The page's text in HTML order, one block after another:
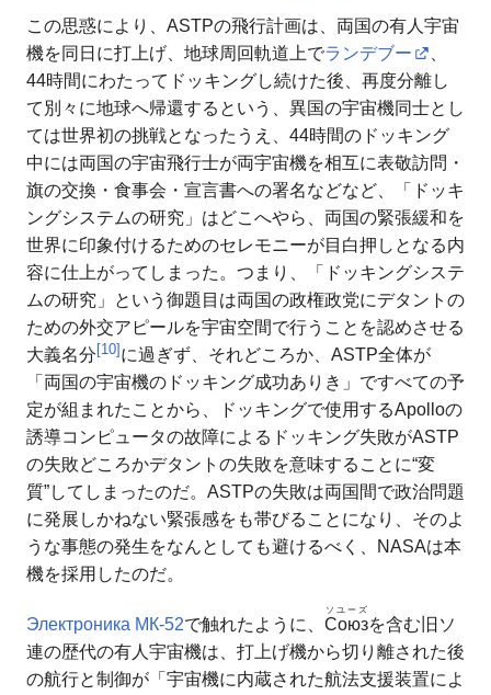
この思惑により、ASTPの飛行計画は、両国の有人宇宙
機を同日に打上げ、地球周回軌道上でランデブー
44時間にわたってドッキングし続けた後、再度分離し
て別々に地球へ帰還するという、異国の宇宙機同士とし
ては世界初の挑戦となったうえ、44時間のドッキング
中には両国の宇宙飛行士が両宇宙機を相互に表敬訪問・
旗の交換・食事会・宣言書への署名などなど、「ドッキ
ングシステムの研究」はどこへやら、両国の緊張緩和を
世界に印象付けるためのセレモニーが目白押しとなる内
容に仕上がってしまった。つまり、「ドッキングシステ
ムの研究」という御題目は両国の政権政党にデタントの
ための外交アピールを宇宙空間で行うことを認めさせる
大義名分[10]に過ぎず、それどころか、ASTP全体が
「両国の宇宙機のドッキング成功ありき」ですべての予
定が組まれたことから、ドッキングで使用するApolloの
誘導コンピュータの故障によるドッキング失敗がASTP
の失敗どころかデタントの失敗を意味することに“変
質”してしまったのだ。ASTPの失敗は両国間で政治問題
に発展しかねない緊張感をも帯びることになり、そのよ
うな事態の発生をなんとしても避けるべく、NASAは本
機を採用したのだ。
Электроника МК-52で触れたように、 Союз
ソユーズ
を含む旧ソ
連の歴代の有人宇宙機は、打上げ機から切り離された後
の航行と制御が「宇宙機に内蔵された航法支援装置によ